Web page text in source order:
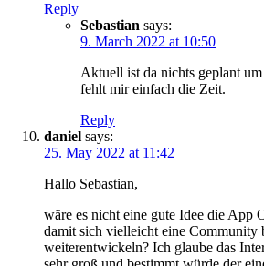
Reply
Sebastian says:
9. March 2022 at 10:50
Aktuell ist da nichts geplant
fehlt mir einfach die Zeit.
Reply
daniel says:
25. May 2022 at 11:42
Hallo Sebastian,
wäre es nicht eine gute Idee die App
damit sich vielleicht eine Community
weiterentwickeln? Ich glaube das